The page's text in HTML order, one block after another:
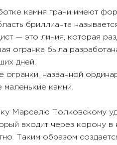
камня грани имеют
бриллианта
— это линия, которая
огранка была
дней.
названной
камни.
Марселю Толковскому
входит через корону в
Таким образом